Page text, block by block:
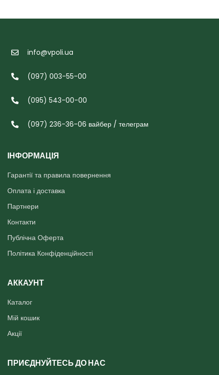
info@vpoli.ua
(097) 003-55-00
(095) 543-00-00
(097) 236-36-06 вайбер / телеграм
ІНФОРМАЦІЯ
Гарантії та правила повернення
Оплата і доставка
Партнери
Контакти
Публічна Оферта
Політика Конфіденційності
АККАУНТ
Каталог
Мій кошик
Акції
ПРИЄДНУЙТЕСЬ ДО НАС